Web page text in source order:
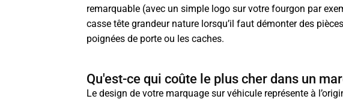
remarquable (avec un simple logo sur votre fourgon par
casse tête grandeur nature lorsqu’il faut démonter des
poignées de porte ou les caches.
Qu'est-ce qui coûte le plus cher dans un
Le design de votre marquage sur véhicule représente à